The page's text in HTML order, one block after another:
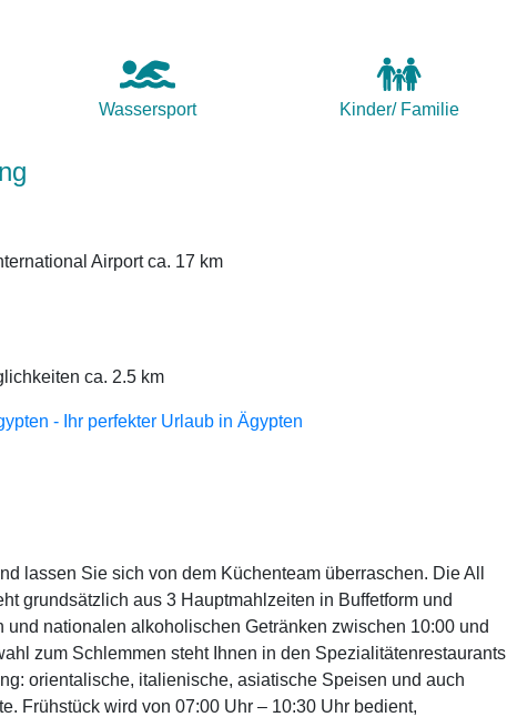
Wasser­sport Kinder/ Familie
Airport ca. 17 km
ca. 2.5 km
- Ihr perfekter Urlaub in Ägypten
lassen Sie sich von dem Küchenteam überraschen. Die All
grundsätzlich aus 3 Hauptmahlzeiten in Buffetform und
nationalen alkoholischen Getränken zwischen 10:00 und
zum Schlemmen steht Ihnen in den Spezialitätenrestaurants
orientalische, italienische, asiatische Speisen und auch
Frühstück wird von 07:00 Uhr – 10:30 Uhr bedient,